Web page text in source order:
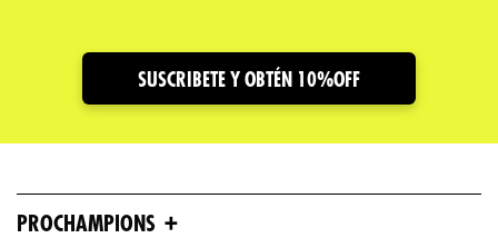
SUSCRIBETE Y OBTÉN 10%OFF
PROCHAMPIONS +